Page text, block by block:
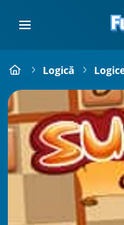
Logică